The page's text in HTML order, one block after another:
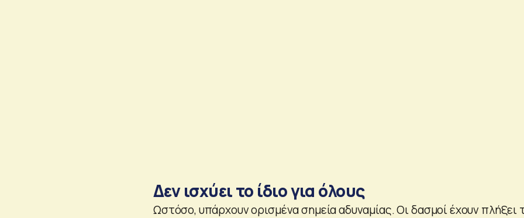
Δεν ισχύει το ίδιο για όλους
Ωστόσο, υπάρχουν ορισμένα σημεία αδυναμίας. Οι δασμοί έχουν πλήξει